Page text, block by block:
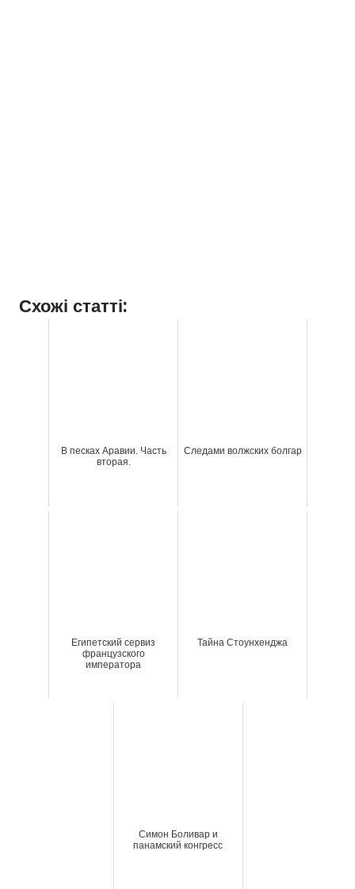
Схожі статті:
В песках Аравии. Часть
вторая.
Следами волжских болгар
Египетский сервиз
французского
императора
Тайна Стоунхенджа
Симон Боливар и
панамский конгресс